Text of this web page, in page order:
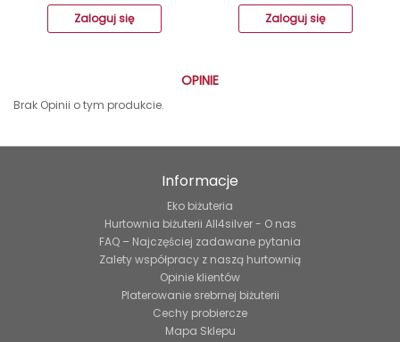
Zaloguj się Zaloguj się
OPINIE
Brak Opinii o tym produkcie.
Informacje
Eko biżuteria
Hurtownia biżuterii All4silver - O nas
FAQ – Najczęściej zadawane pytania
Zalety współpracy z naszą hurtownią
Opinie klientów
Platerowanie srebrnej biżuterii
Cechy probiercze
Mapa Sklepu